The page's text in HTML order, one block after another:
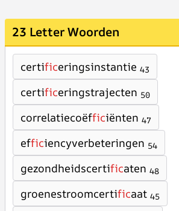
23 Letter Woorden
certificeringsinstantie 43
certificeringstrajecten 50
correlatiecoëfficiënten 47
efficiencyverbeteringen 54
gezondheidscertificaten 48
groenestroomcertificaat 45